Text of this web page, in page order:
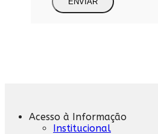
Acesso à Informação
Institucional